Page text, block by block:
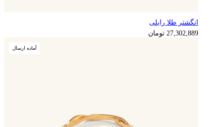
انگشتر طلا رایلی
27,302,889 تومان
آماده ارسال